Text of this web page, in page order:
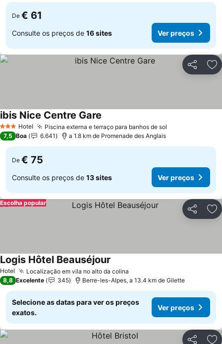
De € 61
Consulte os preços de 16 sites Ver preços
Partilhar
3 EstrelasHotel Piscina externa e terraço para banhos de sol
ibis Nice Centre Gare
7,5 Boa 6.641 a 1.8 km de Promenade des Anglais
De € 75
Consulte os preços de 13 sites Ver preços
Partilhar
Escolha popular
Hotel Localização em vila no alto da colina
Logis Hôtel Beauséjour
8,8 Excelente 345 Berre-les-Alpes, a 13.4 km de Gilette
Selecione as datas para ver os preços
exatos.
Ver preços